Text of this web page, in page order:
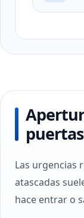
Las urgencias
atascadas
hace entrar o